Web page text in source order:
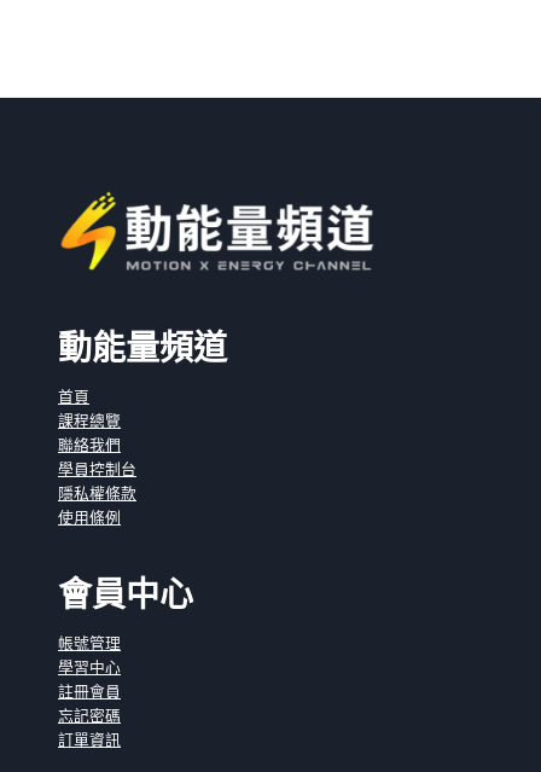
動能量頻道
首頁
課程總覽
聯絡我們
學員控制台
隱私權條款
使用條例
會員中心
帳號管理
學習中心
註冊會員
忘記密碼
訂單資訊